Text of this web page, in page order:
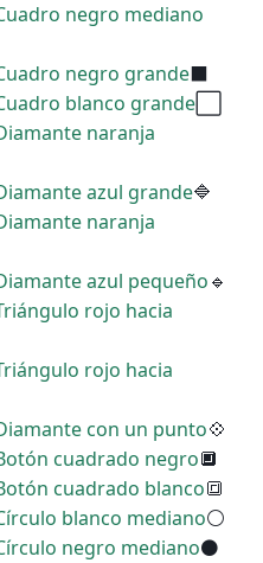
negro mediano
negro grande⬛
blanco grande
naranja
azul grande🔷
naranja
azul pequeño🔹
rojo hacia
rojo hacia
con un punto💠
cuadrado negro🔲
cuadrado blanco🔳
blanco mediano⚪
negro mediano⚫